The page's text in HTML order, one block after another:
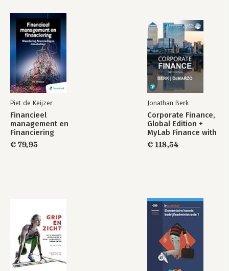
Piet de Keijzer
Financieel
management en
Financiering
€ 79,95
Jonathan Berk
Corporate Finance,
Global Edition +
MyLab Finance with
Pearson eText
(Package)
€ 118,54